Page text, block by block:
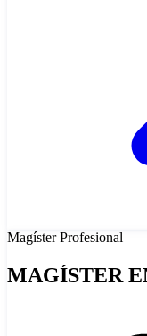
MagísterProfesional
MAGÍSTER